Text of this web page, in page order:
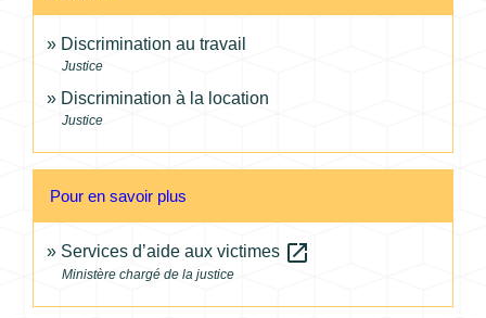
Discrimination au travail
Justice
Discrimination à la location
Justice
Pour en savoir plus
Services d’aide aux victimes open_in_new
Ministère chargé de la justice